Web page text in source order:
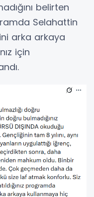
belirten
Selahattin
arka arkaya
için